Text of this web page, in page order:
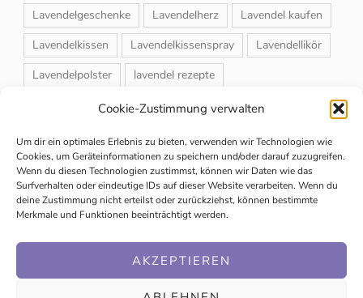
Cookie-Zustimmung verwalten
Um dir ein optimales Erlebnis zu bieten, verwenden wir Technologien wie
Cookies, um Geräteinformationen zu speichern und/oder darauf zuzugreifen.
Wenn du diesen Technologien zustimmst, können wir Daten wie das
Surfverhalten oder eindeutige IDs auf dieser Website verarbeiten. Wenn du
deine Zustimmung nicht erteilst oder zurückziehst, können bestimmte
Merkmale und Funktionen beeinträchtigt werden.
AKZEPTIEREN
Lavendelgeschenke
Lavendelherz
Lavendel kaufen
Lavendelkissen
Lavendelkissenspray
Lavendellikör
Lavendelpolster
lavendel rezepte
Lavendelrosmarin Creme
Lavendelsackerl
Lavendelsirup
Lavendelstrauß
Lavendeltee
Lavendeltiere
lavendel und rosen
Magnet-Duftsackerl
Naturheilmittel
Naturkosmetik
Speiselavendel